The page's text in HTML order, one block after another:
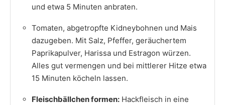
und etwa 5 Minuten anbraten.
Tomaten, abgetropfte Kidneybohnen und Mais
dazugeben. Mit Salz, Pfeffer, geräuchertem
Paprikapulver, Harissa und Estragon würzen.
Alles gut vermengen und bei mittlerer Hitze etwa
15 Minuten köcheln lassen.
Fleischbällchen formen: Hackfleisch in eine